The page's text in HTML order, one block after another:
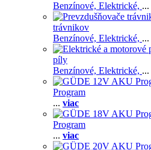
Benzínové, Elektrické, ...
trávnikov
Benzínové, Elektrické, ...
píly
Benzínové, Elektrické, ...
Program
... viac
Program
... viac